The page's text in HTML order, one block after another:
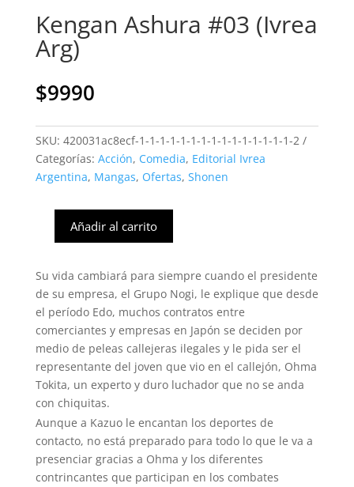
Kengan Ashura #03 (Ivrea
Arg)
$9990
SKU: 420031ac8ecf-1-1-1-1-1-1-1-1-1-1-1-1-1-1-1-2
Categorías: Acción, Comedia, Editorial Ivrea
Argentina, Mangas, Ofertas, Shonen
Kengan
#03
(Ivrea
Arg)
cantidad
Añadir al carrito
Su vida cambiará para siempre cuando el presidente
de su empresa, el Grupo Nogi, le explique que desde
el período Edo, muchos contratos entre
comerciantes y empresas en Japón se deciden por
medio de peleas callejeras ilegales y le pida ser el
representante del joven que vio en el callejón, Ohma
Tokita, un experto y duro luchador que no se anda
con chiquitas.
Aunque a Kazuo le encantan los deportes de
contacto, no está preparado para todo lo que le va a
presenciar gracias a Ohma y los diferentes
contrincantes que participan en los combates